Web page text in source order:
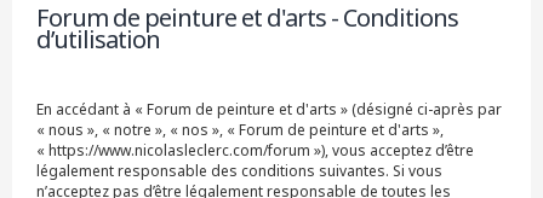
Forum de peinture et d'arts - Conditions
d’utilisation
En accédant à « Forum de peinture et d'arts » (désigné ci-après par
« nous », « notre », « nos », « Forum de peinture et d'arts »,
« https://www.nicolasleclerc.com/forum »), vous acceptez d’être
légalement responsable des conditions suivantes. Si vous
n’acceptez pas d’être légalement responsable de toutes les